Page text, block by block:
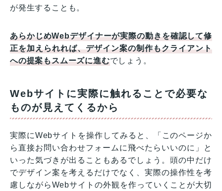
が発生することも。
あらかじめWebデザイナーが実際の動きを確認して修
正を加えられれば、デザイン案の制作もクライアント
への提案もスムーズに進むでしょう。
Webサイトに実際に触れることで必要な
ものが見えてくるから
実際にWebサイトを操作してみると、「このページか
ら直接お問い合わせフォームに飛べたらいいのに」と
いった気づきが出ることもあるでしょう。頭の中だけ
でデザイン案を考えるだけでなく、実際の操作性を考
慮しながらWebサイトの外観を作っていくことが大切